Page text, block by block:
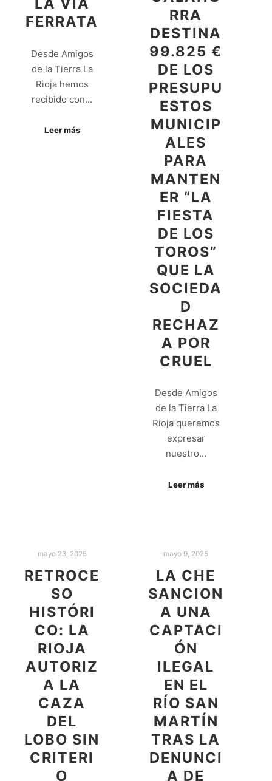
FERRATA
Desde Amigos
de la Tierra La
Rioja hemos
recibido con…
Leer más
RRA
DESTINA
99.825 €
DE LOS
PRESUPU
ESTOS
MUNICIP
ALES
PARA
MANTEN
ER “LA
FIESTA
DE LOS
TOROS”
QUE LA
SOCIEDA
D
RECHAZ
A POR
CRUEL
Desde Amigos
de la Tierra La
Rioja queremos
expresar
nuestro…
Leer más
mayo 23, 2025
RETROCE
SO
HISTÓRI
CO: LA
RIOJA
AUTORIZ
A LA
CAZA
DEL
LOBO SIN
CRITERI
O
mayo 9, 2025
LA CHE
SANCION
A UNA
CAPTACI
ÓN
ILEGAL
EN EL
RÍO SAN
MARTÍN
TRAS LA
DENUNCI
A DE